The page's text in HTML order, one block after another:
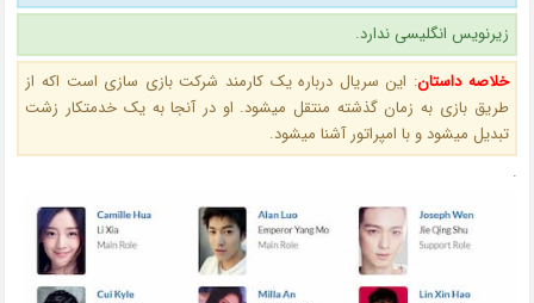
زیرنویس انگلیسی ندارد.
خلاصه داستان: این سریال درباره یک کارمند شرکت بازی سازی است اکه از
طریق بازی به زمان گذشته منتقل میشود. او در آنجا به یک خدمتکار زشت
تبدیل میشود و با امپراتور آشنا میشود.
.